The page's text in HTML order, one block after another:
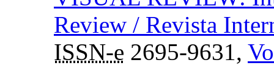
Review / Revista
ISSN-e 2695-9631,